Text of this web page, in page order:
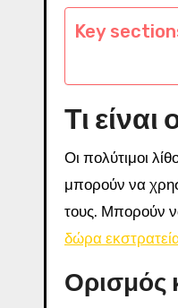
Key
Τι
Οι πολύτιμοι
μπορούν να
τους. Μπορούν
δώρα
Ορισμός